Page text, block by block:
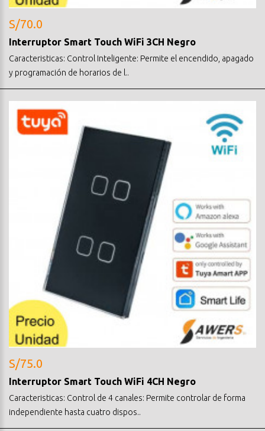
S/70.0
Interruptor Smart Touch WiFi 3CH Negro
Caracteristicas: Control Inteligente: Permite el encendido, apagado
y programación de horarios de l..
S/75.0
Interruptor Smart Touch WiFi 4CH Negro
Caracteristicas: Control de 4 canales: Permite controlar de forma
independiente hasta cuatro dispos..